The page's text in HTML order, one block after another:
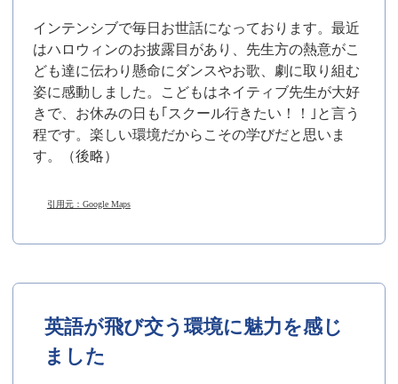
インテンシブで毎日お世話になっております。最近
はハロウィンのお披露目があり、先生方の熱意がこ
ども達に伝わり懸命にダンスやお歌、劇に取り組む
姿に感動しました。こどもはネイティブ先生が大好
きで、お休みの日も｢スクール行きたい！！｣と言う
程です。楽しい環境だからこその学びだと思いま
す。（後略）
引用元：Google Maps
英語が飛び交う環境に魅力を感じ
ました